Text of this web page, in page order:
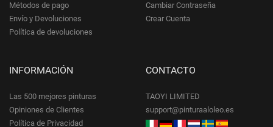
Métodos de pago
Envío y Devoluciones
Política de devoluciones
Cambiar Contraseña
Crear Cuenta
INFORMACIÓN
Las 500 mejores pinturas
Opiniones de Clientes
Política de Privacidad
CONTACTO
TAOYI LIMITED
support@pinturaaloleo.es